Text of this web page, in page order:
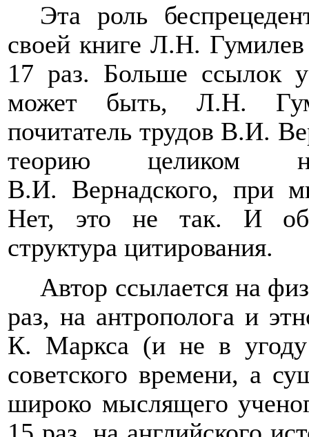
Эта роль
своей книге Л.Н.
17 раз. Больше ссылок
может быть, Л.Н.
почитатель трудов В.И.
теорию целиком
В.И. Вернадского, при
Нет, это не так. И об
структура цитирования.
Автор ссылается на
раз, на антрополога и
К. Маркса (и не в угоду
советского времени, а
широко мыслящего